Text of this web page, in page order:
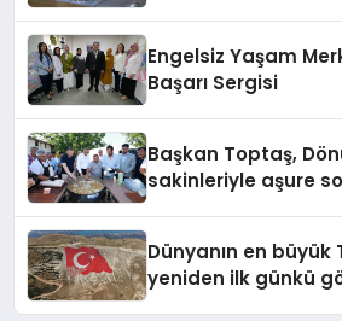
Engelsiz Yaşam
Başarı Sergisi
Başkan Toptaş,
sakinleriyle aşure
Dünyanın en büyük
yeniden ilk günkü